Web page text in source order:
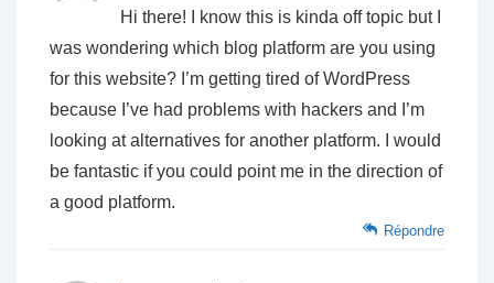
Hi there! I know this is kinda off topic but I
was wondering which blog platform are you using
for this website? I’m getting tired of WordPress
because I’ve had problems with hackers and I’m
looking at alternatives for another platform. I would
be fantastic if you could point me in the direction of
a good platform.
Répondre